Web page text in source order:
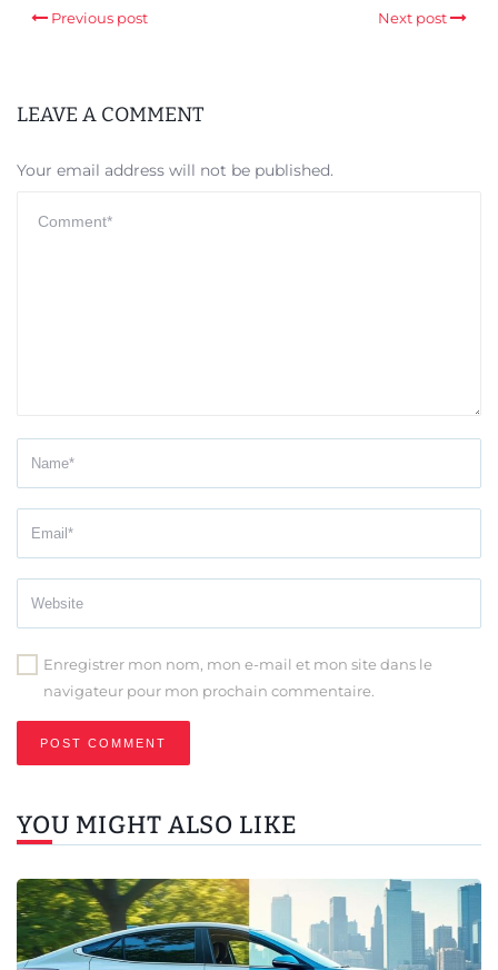
Previous post Next post
LEAVE A COMMENT
Your email address will not be published.
Enregistrer mon nom, mon e-mail et mon site dans le
navigateur pour mon prochain commentaire.
YOU MIGHT ALSO LIKE